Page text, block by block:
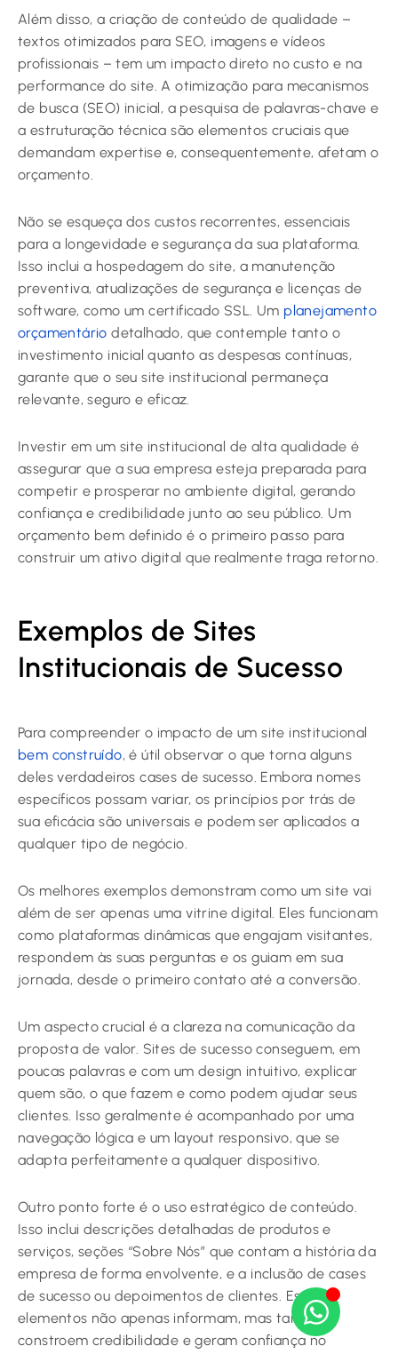
Além disso, a criação de conteúdo de qualidade –
textos otimizados para SEO, imagens e vídeos
profissionais – tem um impacto direto no custo e na
performance do site. A otimização para mecanismos
de busca (SEO) inicial, a pesquisa de palavras-chave e
a estruturação técnica são elementos cruciais que
demandam expertise e, consequentemente, afetam o
orçamento.
Não se esqueça dos custos recorrentes, essenciais
para a longevidade e segurança da sua plataforma.
Isso inclui a hospedagem do site, a manutenção
preventiva, atualizações de segurança e licenças de
software, como um certificado SSL. Um planejamento
orçamentário detalhado, que contemple tanto o
investimento inicial quanto as despesas contínuas,
garante que o seu site institucional permaneça
relevante, seguro e eficaz.
Investir em um site institucional de alta qualidade é
assegurar que a sua empresa esteja preparada para
competir e prosperar no ambiente digital, gerando
confiança e credibilidade junto ao seu público. Um
orçamento bem definido é o primeiro passo para
construir um ativo digital que realmente traga retorno.
Exemplos de Sites
Institucionais de Sucesso
Para compreender o impacto de um site institucional
bem construído, é útil observar o que torna alguns
deles verdadeiros cases de sucesso. Embora nomes
específicos possam variar, os princípios por trás de
sua eficácia são universais e podem ser aplicados a
qualquer tipo de negócio.
Os melhores exemplos demonstram como um site vai
além de ser apenas uma vitrine digital. Eles funcionam
como plataformas dinâmicas que engajam visitantes,
respondem às suas perguntas e os guiam em sua
jornada, desde o primeiro contato até a conversão.
Um aspecto crucial é a clareza na comunicação da
proposta de valor. Sites de sucesso conseguem, em
poucas palavras e com um design intuitivo, explicar
quem são, o que fazem e como podem ajudar seus
clientes. Isso geralmente é acompanhado por uma
navegação lógica e um layout responsivo, que se
adapta perfeitamente a qualquer dispositivo.
Outro ponto forte é o uso estratégico de conteúdo.
Isso inclui descrições detalhadas de produtos e
serviços, seções “Sobre Nós” que contam a história da
empresa de forma envolvente, e a inclusão de cases
de sucesso ou depoimentos de clientes. Esses
elementos não apenas informam, mas também
constroem credibilidade e geram confiança no